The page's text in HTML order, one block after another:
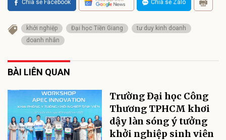
Chia sẻ Facebook Chia sẻ Zalo
khởi nghiệp Đại học Tiền Giang
tư duy kinh doanh
doanh nhân
BÀI LIÊN QUAN
Trường Đại học Công
Thương TPHCM khơi
dậy làn sóng ý tưởng
khởi nghiệp sinh viên